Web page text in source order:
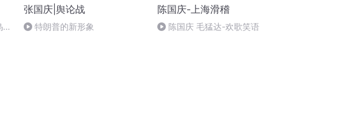
张国庆|舆论战
特朗普的新形象
陈国庆-上海滑稽
陈国庆 毛猛达-欢歌笑语